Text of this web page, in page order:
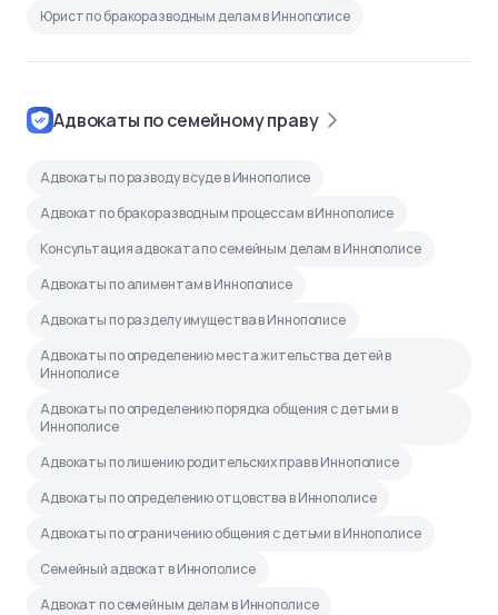
Юрист по бракоразводным делам в Иннополисе
Адвокаты по семейному праву
Адвокаты по разводу в суде в Иннополисе
Адвокат по бракоразводным процессам в Иннополисе
Консультация адвоката по семейным делам в Иннополисе
Адвокаты по алиментам в Иннополисе
Адвокаты по разделу имущества в Иннополисе
Адвокаты по определению места жительства детей в
Иннополисе
Адвокаты по определению порядка общения с детьми в
Иннополисе
Адвокаты по лишению родительских прав в Иннополисе
Адвокаты по определению отцовства в Иннополисе
Адвокаты по ограничению общения с детьми в Иннополисе
Семейный адвокат в Иннополисе
Адвокат по семейным делам в Иннополисе